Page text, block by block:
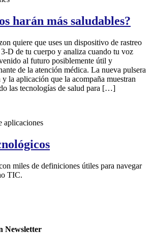
harán más saludables?
quiere que uses un dispositivo de rastreo
3-D de tu cuerpo y analiza cuando tu voz
al futuro posiblemente útil y
de la atención médica. La nueva pulsera
la aplicación que la acompaña muestran
las tecnologías de salud para […]
miles de definiciones útiles para navegar
TIC.
Newsletter